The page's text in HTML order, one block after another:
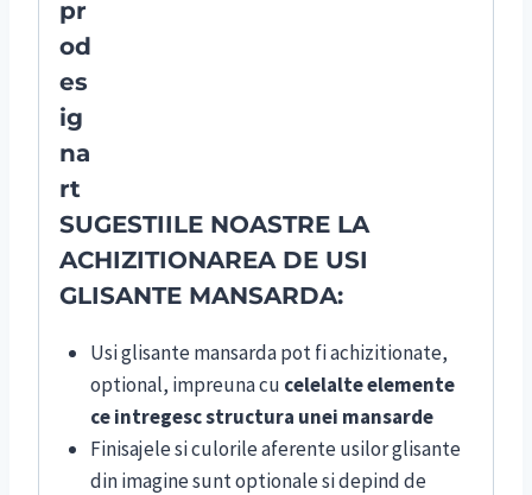
SUGESTIILE NOASTRE LA
ACHIZITIONAREA DE USI
GLISANTE MANSARDA:
Usi glisante mansarda pot fi achizitionate,
optional, impreuna cu celelalte elemente
ce intregesc structura unei mansarde
Finisajele si culorile aferente usilor glisante
din imagine sunt optionale si depind de